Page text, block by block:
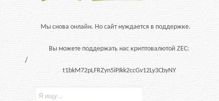
Мы снова онлайн. Но сайт нуждается в поддержке.
Вы можете поддержать нас криптовалютой ZEC:
t1bkM72pLFRZyn5iPJkk2ccGv12Ly3CbyNY